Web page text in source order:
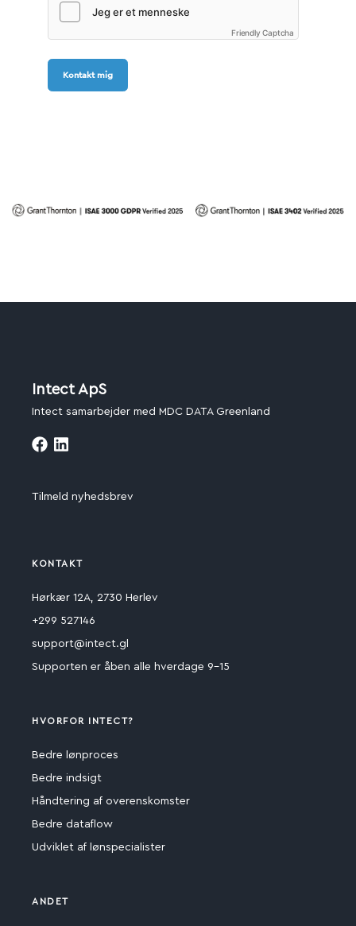
Friendly Captcha
Kontakt mig
Intect ApS
Intect samarbejder med MDC DATA Greenland
Tilmeld nyhedsbrev
KONTAKT
Hørkær 12A, 2730 Herlev
+299 527146
support@intect.gl
Supporten er åben alle hverdage 9-15
HVORFOR INTECT?
Bedre lønproces
Bedre indsigt
Håndtering af overenskomster
Bedre dataflow
Udviklet af lønspecialister
ANDET